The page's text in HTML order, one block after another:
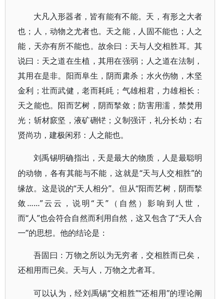
大凡入形器者，皆有能有不能。天，有形之大者
也；人，动物之尤者也。天之能，人固不能也；人之
能，天亦有所不能也。故余曰：天与人交相胜耳。其
说曰：天之道在生植，其用在强弱；人之道在法制，
其用在是非。阳而阜生，阴而肃杀；水火伤物，木坚
金利；壮而武健，老而耗眊；气雄相君，力雄相长：
天之能也。阳而艺树，阴而揫敛；防害用濡，禁焚用
光；斩材窾坚，液矿硎铓；义制强讦，礼分长幼；右
贤尚功，建极闲邪：人之能也。
刘禹锡明确指出，天是最大的物质，人是最聪明
的动物，各有其能与不能，这就是“天与人交相胜”的
缘故。这是说的“天人相分”。但从“阳而艺树，阴而揫
敛……”云云，说明“天”（自然）影响到人世，
而“人”也会符合自然而利用自然，这又包含了“天人合
一”的思想。他的结论是：
吾固曰：万物之所以为无穷者，交相胜而已矣，
还相用而已矣。天与人，万物之尤者耳。
可以认为，经刘禹锡“交相胜”“还相用”的理论阐